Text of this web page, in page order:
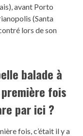
avant Porto
(Santa
lors de son
balade à
fois
par ici ?
fois, c’était il y a